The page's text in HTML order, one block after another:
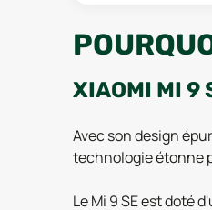
XIAOMI MI 9
Avec son design
technologie étonne
Le Mi 9 SE est doté